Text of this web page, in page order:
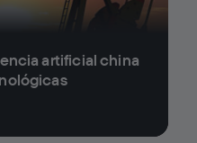
artificial china